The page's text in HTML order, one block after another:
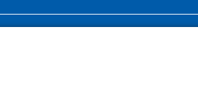
o parcial, así como su traducción a
written permission is prohibited. All